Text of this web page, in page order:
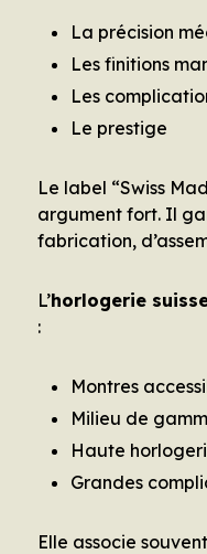
La précision
Les finitions
Les
Le prestige
Le label “Swiss
argument fort. Il
fabrication,
L’horlogerie
:
Montres
Milieu de
Haute
Grandes
Elle associe